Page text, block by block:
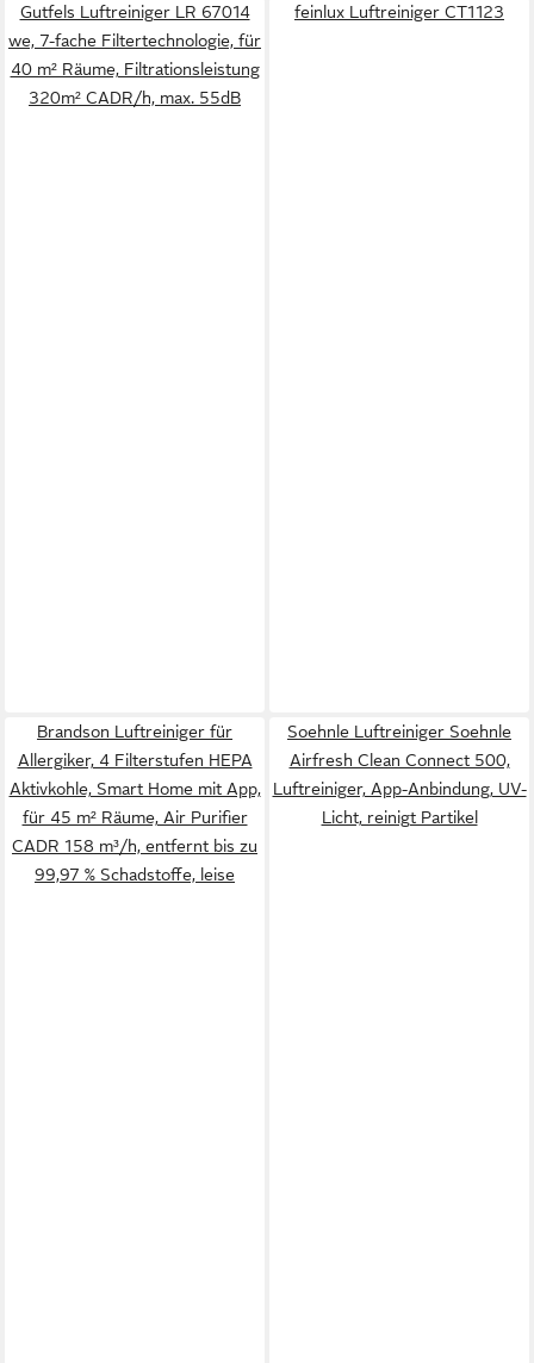
Gutfels Luftreiniger LR 67014
we, 7-fache Filtertechnologie, für
40 m² Räume, Filtrationsleistung
320m² CADR/h, max. 55dB
feinlux Luftreiniger CT1123
Brandson Luftreiniger für
Allergiker, 4 Filterstufen HEPA
Aktivkohle, Smart Home mit App,
für 45 m² Räume, Air Purifier
CADR 158 m³/h, entfernt bis zu
99,97 % Schadstoffe, leise
Soehnle Luftreiniger Soehnle
Airfresh Clean Connect 500,
Luftreiniger, App-Anbindung, UV-
Licht, reinigt Partikel